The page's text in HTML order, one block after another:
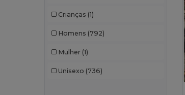
Crianças (1)
Homens (792)
Mulher (1)
Unisexo (736)